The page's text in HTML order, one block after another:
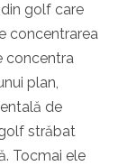
golf care
concentrarea
concentra
plan,
de
străbat
Tocmai ele